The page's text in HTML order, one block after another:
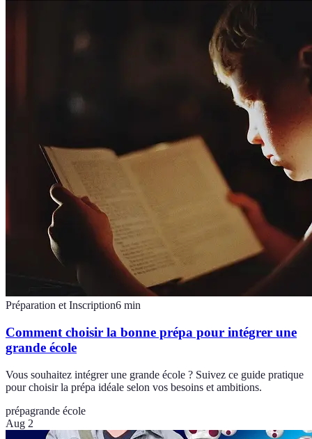
Préparation et Inscription6 min
Comment choisir la bonne prépa pour intégrer une
grande école
Vous souhaitez intégrer une grande école ? Suivez ce guide pratique
pour choisir la prépa idéale selon vos besoins et ambitions.
prépagrande école
Aug 2